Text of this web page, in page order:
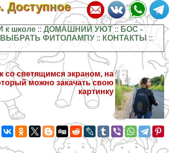
Доступное
к школе:: ДОМАШНИЙ УЮТ:: БОС -
ВЫБРАТЬ ФИТОЛАМПУ :: КОНТАКТЫ ::
со светящимся экраном, на
можно закачать свою
картинку